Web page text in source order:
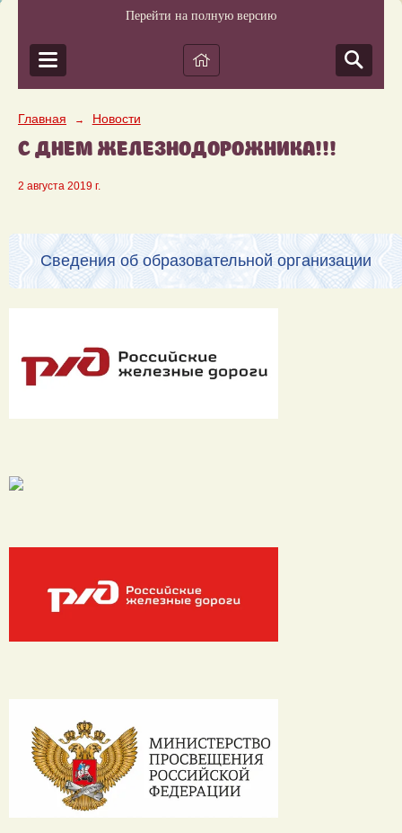
Перейти на полную версию
Главная → Новости
С ДНЕМ ЖЕЛЕЗНОДОРОЖНИКА!!!
2 августа 2019 г.
Сведения об образовательной организации